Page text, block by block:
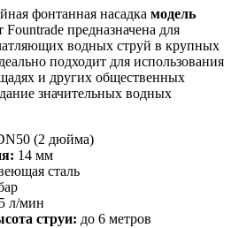
фонтанная насадка модель
Fountrade предназначена для
водных струй в крупных
подходит для использования
и других общественных
значительных водных
(2 дюйма)
14 мм
сталь
л/мин
струи: до 6 метров